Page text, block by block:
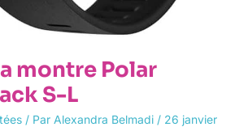
montre Polar
S-L
/ Par Alexandra Belmadi / 26 janvier